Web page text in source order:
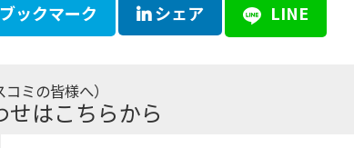
ブックマーク シェア LINE
ミの皆様へ）
はこちらから